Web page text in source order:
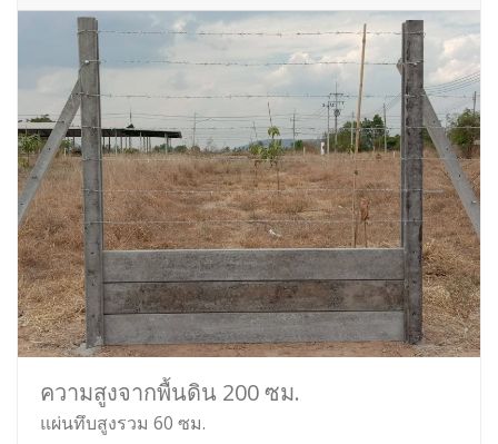
ความสูงจากพื้นดิน 200 ซม.
แผ่นทึบสูงรวม 60 ซม.